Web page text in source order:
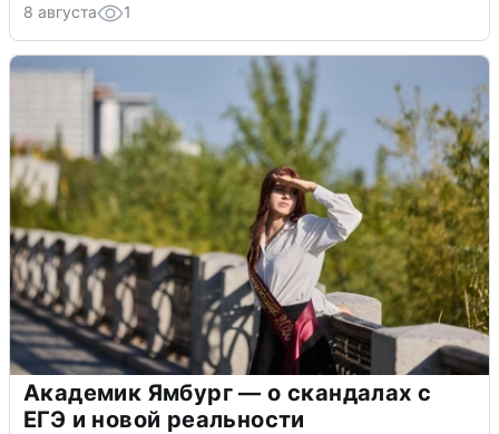
8 августа 1
Академик Ямбург — о скандалах с
ЕГЭ и новой реальности